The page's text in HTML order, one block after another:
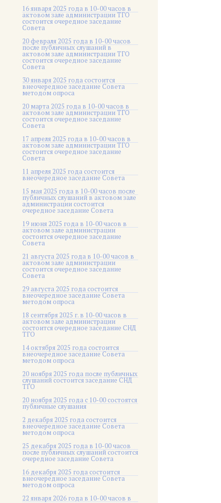
16 января 2025 года в 10-00 часов в
актовом зале администрации ТГО
состоится очередное заседание
Совета
20 февраля 2025 года в 10-00 часов
после публичных слушаний в
актовом зале администрации ТГО
состоится очередное заседание
Совета
30 января 2025 года состоится
внеочередное заседание Совета
методом опроса
20 марта 2025 года в 10-00 часов в
актовом зале администрации ТГО
состоится очередное заседание
Совета
17 апреля 2025 года в 10-00 часов в
актовом зале администрации ТГО
состоится очередное заседание
Совета
11 апреля 2025 года состоится
внеочередное заседание Совета
15 мая 2025 года в 10-00 часов после
публичных слушаний в актовом зале
администрации состоится
очередное заседание Совета
19 июня 2025 года в 10-00 часов в
актовом зале администрации
состоится очередное заседание
Совета
21 августа 2025 года в 10-00 часов в
актовом зале администрации
состоится очередное заседание
Совета
29 августа 2025 года состоится
внеочередное заседание Совета
методом опроса
18 сентября 2025 г. в 10-00 часов в
актовом зале администрации
состоится очередное заседание СНД
ТГО
14 октября 2025 года состоится
внеочередное заседание Совета
методом опроса
20 ноября 2025 года после публичных
слушаний состоится заседание СНД
ТГО
20 ноября 2025 года c 10-00 состоятся
публичные слушания
2 декабря 2025 года состоится
внеочередное заседание Совета
методом опроса
25 декабря 2025 года в 10-00 часов
после публичных слушаний состоится
очередное заседание Совета
16 декабря 2025 года состоится
внеочередное заседание Совета
методом опроса
22 января 2026 года в 10-00 часов в